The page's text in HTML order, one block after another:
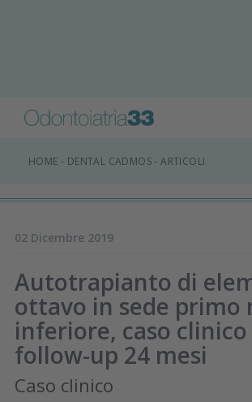
HOME - DENTAL CADMOS-ARTICOLI
02 Dicembre 2019
Autotrapianto di
ottavo in sede primo
inferiore, caso clinico
follow-up 24 mesi
Caso clinico